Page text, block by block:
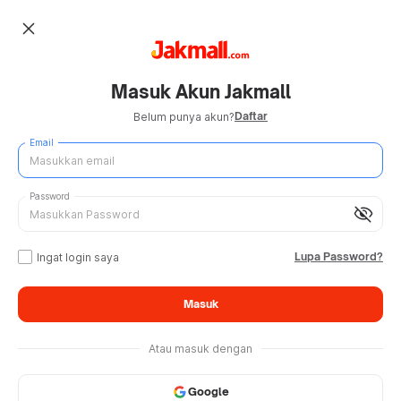
close
Masuk Akun Jakmall
Belum punya akun?Daftar
Email
visibility_off
Password
Ingat login saya Lupa Password?
Masuk
Atau masuk dengan
Google